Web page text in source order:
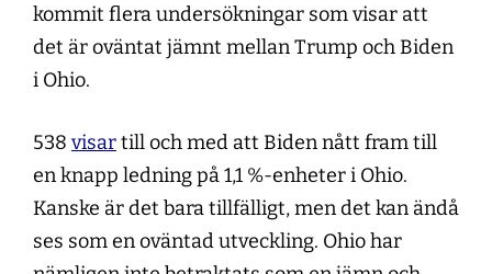
kommit flera undersökningar som visar att
det är oväntat jämnt mellan Trump och Biden
i Ohio.
538 visartill och med att Biden nått fram till
en knapp ledning på 1,1 %-enheter i Ohio.
Kanske är det bara tillfälligt, men det kan ändå
ses som en oväntad utveckling. Ohio har